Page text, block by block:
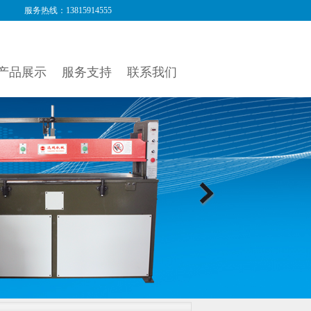
服务热线：13815914555
品展示 服务支持 联系我们
Next